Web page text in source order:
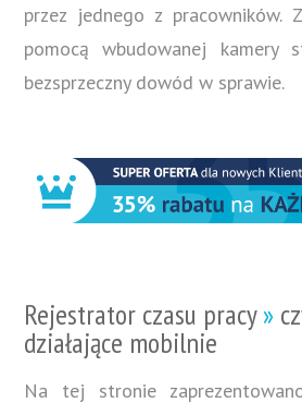
przez jednego z pracowników.
pomocą wbudowanej kamery
bezsprzeczny dowód w sprawie.
Rejestrator czasu pracy»
działające mobilnie
Na tej stronie